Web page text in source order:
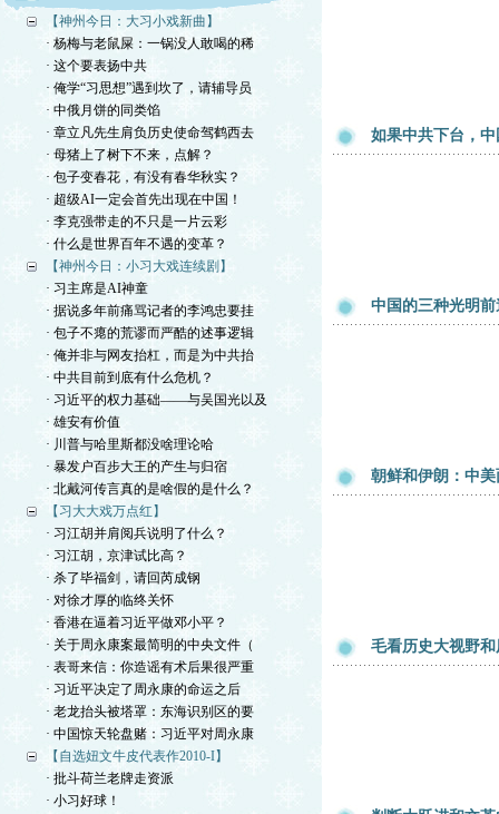
【神州今日：大习小戏新曲】
· 杨梅与老鼠屎：一锅没人敢喝的稀
· 这个要表扬中共
· 俺学“习思想”遇到坎了，请辅导员
· 中俄月饼的同类馅
· 章立凡先生肩负历史使命驾鹤西去
· 母猪上了树下不来，点解？
· 包子变春花，有没有春华秋实？
· 超级AI一定会首先出现在中国！
· 李克强带走的不只是一片云彩
· 什么是世界百年不遇的变革？
【神州今日：小习大戏连续剧】
· 习主席是AI神童
· 据说多年前痛骂记者的李鸿忠要挂
· 包子不瘪的荒谬而严酷的述事逻辑
· 俺并非与网友抬杠，而是为中共抬
· 中共目前到底有什么危机？
· 习近平的权力基础——与吴国光以及
· 雄安有价值
· 川普与哈里斯都没啥理论哈
· 暴发户百步大王的产生与归宿
· 北戴河传言真的是啥假的是什么？
【习大大戏万点红】
· 习江胡并肩阅兵说明了什么？
· 习江胡，京津试比高？
· 杀了毕福剑，请回芮成钢
· 对徐才厚的临终关怀
· 香港在逼着习近平做邓小平？
· 关于周永康案最简明的中央文件（
· 表哥来信：你造谣有术后果很严重
· 习近平决定了周永康的命运之后
· 老龙抬头被塔罩：东海识别区的要
· 中国惊天轮盘赌：习近平对周永康
【自选妞文牛皮代表作2010-I】
· 批斗荷兰老牌走资派
· 小习好球！
如果中共下台，
中国的三种光明前
朝鲜和伊朗：中
毛看历史大视野